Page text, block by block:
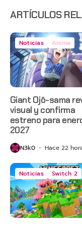
ARTÍCULOS
Noticias Anime
Giant Ojō-sama
visual y confirma
estreno para
2027
N3k0 Hace 22
Noticias Switch 2